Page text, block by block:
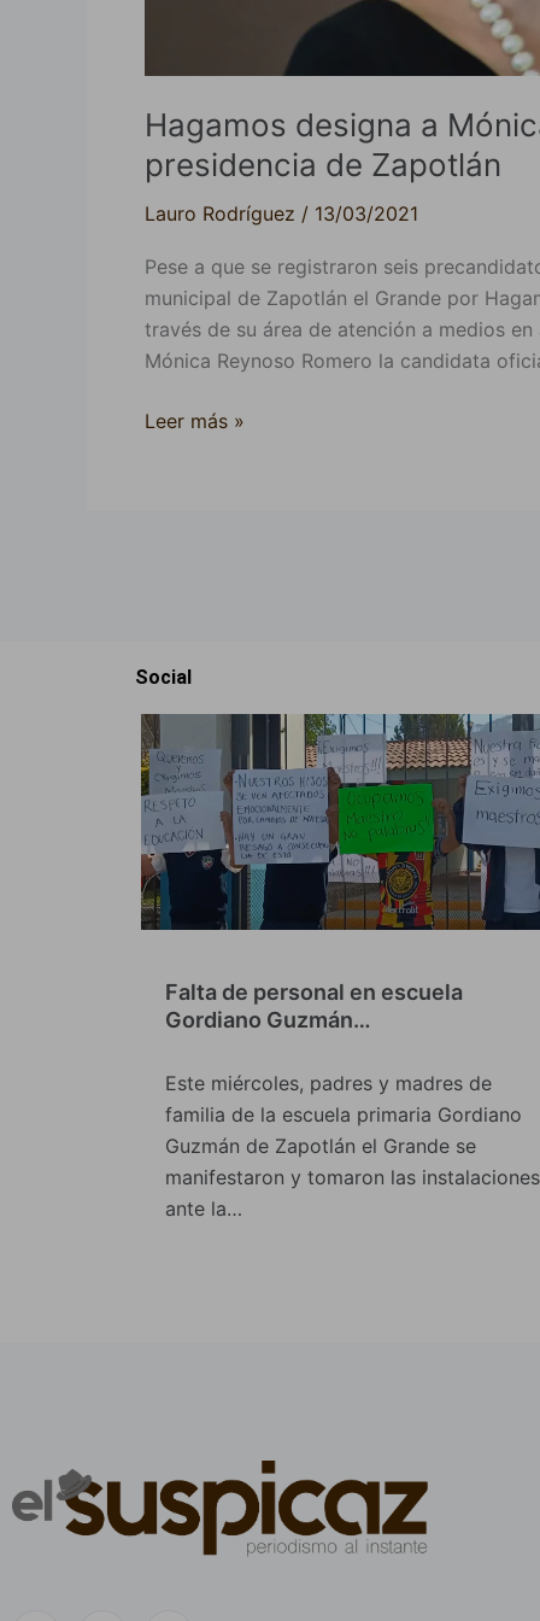
Hagamos designa a
presidencia de Zapotlán
Lauro Rodríguez / 13/03/2021
Pese a que se registraron seis
municipal de Zapotlán el Grande por
través de su área de atención a medios
Mónica Reynoso Romero la candidata
Leer más »
Social
Falta de personal en escuela
Gordiano Guzmán…
Este miércoles, padres y madres de
familia de la escuela primaria Gordiano
Guzmán de Zapotlán el Grande se
manifestaron y tomaron las instalaciones
ante la…